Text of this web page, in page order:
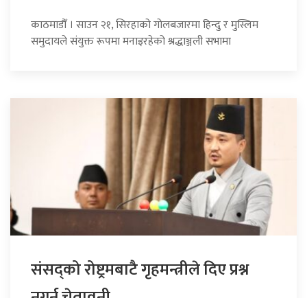
काठमाडौँ । साउन २१, सिरहाको गोलबजारमा हिन्दु र मुस्लिम
समुदायले संयुक्त रूपमा मनाइरहेको श्रद्धाञ्जली सभामा
संसद्को रोष्ट्रमबाटै गृहमन्त्रीले दिए प्रश्न